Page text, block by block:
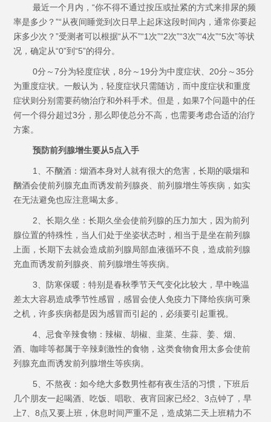
最近一个月内，“你不得不通过按压或扯紧的方式来排尿的频
率是多少？”“从夜间睡觉到次日早上起床这段时间内，通常你要起
床多少次？”受测者可以根据“从不”“1次”“2次”“3次”“4次”“5次”等状
况，确定从“0”到“5”的得分。
0分～7分为轻度症状，8分～19分为中度症状、20分～35分
为重度症状。一般认为，轻度症状只需随访，而中度症状和重度
症状则分别需要药物治疗和外科手术。但是，如果7个问题中的任
何一个得分超过3分，那么即使总分不高，也需要考虑合适的治疗
方案。
预防前列腺增生要从5点入手
1、不酗酒：烟酒本身对人就有很大的危害，长期的吸烟和
酗酒会使前列腺充血而诱发前列腺炎、前列腺增生等疾病，如实
在无法避免也应注意喝太多。
2、长期久坐：长期久坐会使前列腺的压力加大，因为前列
腺位置的特殊性，当人们处于坐姿状态时，相当于是坐在前列腺
上面，长期下去就会造成前列腺局部血液循环不良，造成前列腺
充血而诱发前列腺炎、前列腺增生等疾病。
3、防寒保暖：特别是春秋季节天气变化比较大，早中晚温
差太大容易造成季节性感冒，感冒会使人免疫力下降给疾病可乘
之机，许多疾病都是因为感冒而引起的，必须要引起重视。
4、忌食辛辣食物：辣椒、胡椒、韭菜、生蒜、姜、烟、
酒、咖啡等都属于辛辣刺激性的食物，这类食物食用太多会使前
列腺充血而诱发前列腺增生等疾病。
5、不熬夜：如今绝大多数男性都有夜生活的习惯，下班后
几个朋友一起喝酒、吃饭、唱歌、夜宵回家已经2、3点钟了，早
上7、8点又要上班，休息时间严重不足，造成第二天上班精力不